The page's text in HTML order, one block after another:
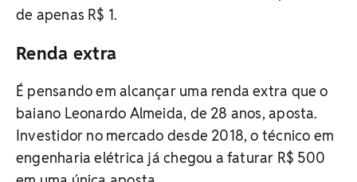
de apenas R$ 1.
Renda extra
É pensando em alcançar uma renda extra que o
baiano Leonardo Almeida, de 28 anos, aposta.
Investidor no mercado desde 2018, o técnico em
engenharia elétrica já chegou a faturar R$ 500